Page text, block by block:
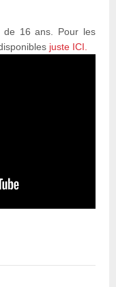
de 16 ans. Pour les
juste ICI.